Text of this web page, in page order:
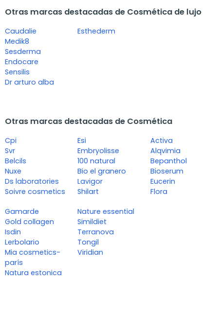
Otras marcas destacadas de Cosmética de lujo
Caudalie
Medik8
Sesderma
Endocare
Sensilis
Dr arturo alba
Esthederm
Otras marcas destacadas de Cosmética
Cpi
Svr
Belcils
Nuxe
Ds laboratories
Soivre cosmetics
Esi
Embryolisse
100 natural
Bio el granero
Lavigor
Shilart
Activa
Alqvimia
Bepanthol
Bioserum
Eucerin
Flora
Gamarde
Gold collagen
Isdin
Lerbolario
Mia cosmetics-
parís
Natura estonica
Nature essential
Simildiet
Terranova
Tongil
Viridian